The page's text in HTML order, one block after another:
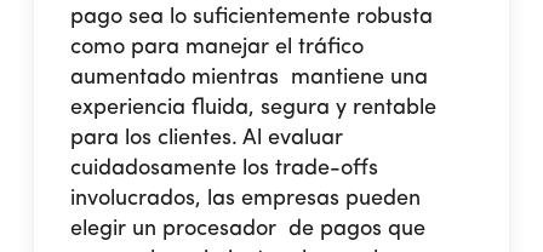
pago sea lo suficientemente robusta
como para manejar el tráfico
aumentado mientras mantiene una
experiencia fluida, segura y rentable
para los clientes. Al evaluar
cuidadosamente los trade-offs
involucrados, las empresas pueden
elegir un procesador de pagos que